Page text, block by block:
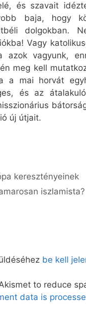
és szavait
baja, hogy
dolgokban.
Vagy
azok vagyunk,
meg kell
a mai horvát
és az
új útjait.
keresztényeinek
iszlamista?
be kell
to reduce
data is